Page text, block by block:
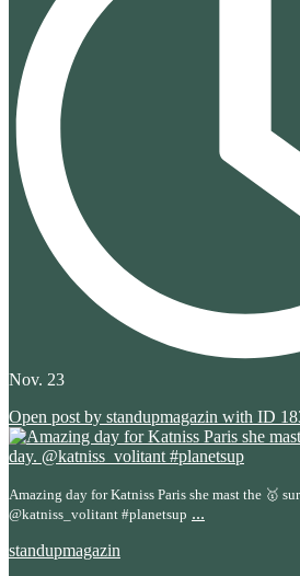
Nov. 23
Open post by standupmagazin with ID
Amazing day for Katniss Paris she mast the 🥇
@katniss_volitant #planetsup ...
standupmagazin